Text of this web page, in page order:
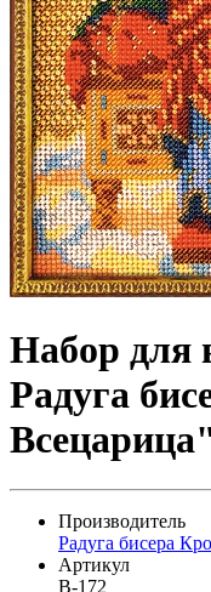
Набор
Радуга
Производитель
Радуга бисера
Артикул
В-172